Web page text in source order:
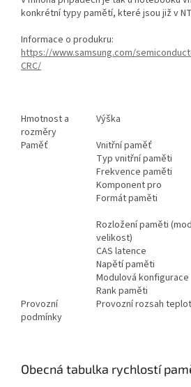
konkrétní typy pamětí, které jsou již v
Informace o produkru:
https://www.samsung.com/
CRC/
Hmotnost a
rozměry
Výška
Paměť
Vnitřní paměť
Typ vnitřní paměti
Frekvence paměti
Komponent pro
Formát paměti
Rozložení paměti
velikost)
CAS latence
Napětí paměti
Modulová konfigurace
Rank paměti
Provozní
podmínky
Provozní rozsah
Obecná tabulka rychlostí